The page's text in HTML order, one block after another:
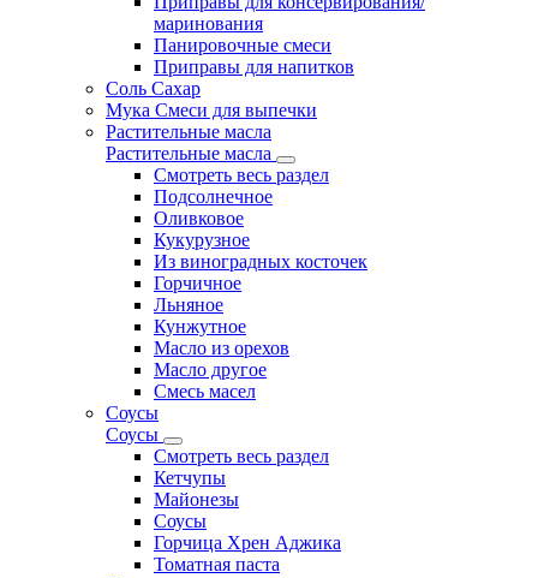
маринования
Панировочные смеси
Приправы для напитков
Соль Сахар
Мука Смеси для выпечки
Растительные масла
Растительные масла
Смотреть весь раздел
Подсолнечное
Оливковое
Кукурузное
Из виноградных косточек
Горчичное
Льняное
Кунжутное
Масло из орехов
Масло другое
Смесь масел
Соусы
Соусы
Смотреть весь раздел
Кетчупы
Майонезы
Соусы
Горчица Хрен Аджика
Томатная паста